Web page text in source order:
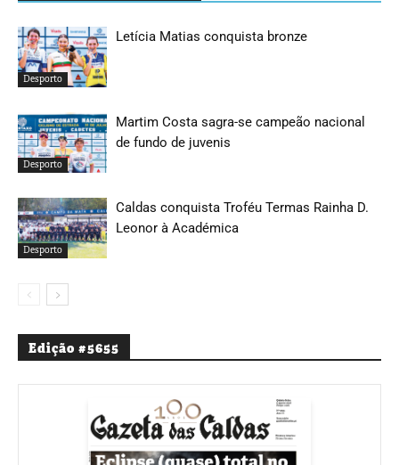
Desporto
Letícia Matias conquista bronze
Desporto
Martim Costa sagra-se campeão nacional
de fundo de juvenis
Desporto
Caldas conquista Troféu Termas Rainha D.
Leonor à Académica
Edição #5655